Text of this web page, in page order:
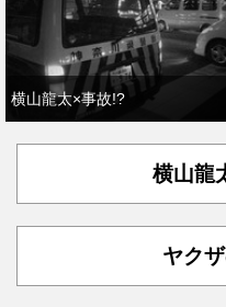
横山龍太×事故!?
横山龍
ヤク